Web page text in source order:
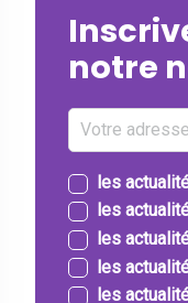
notre
les
les
les
les
les